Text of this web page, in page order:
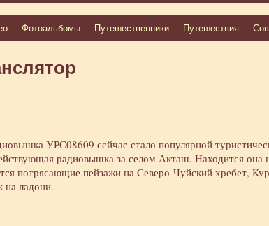
Фотоальбомы Путешественники Путешествия
УРС08609 сейчас стало популярной
радиовышка за селом Акташ. Находится она
потрясающие пейзажи на Северо-Чуйский хребет,
на ладони.